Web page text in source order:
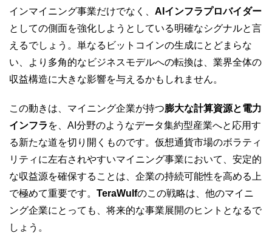
インマイニング事業だけでなく、 AIインフラプロバイダー
としての側面を強化しようとしている明確なシグナルと言
えるでしょう。単なるビットコインの生成にとどまらな
い、より多角的なビジネスモデルへの転換は、業界全体の
収益構造に大きな影響を与えるかもしれません。
この動きは、マイニング企業が持つ膨大な計算資源と電力
インフラ を、AI分野のようなデータ集約型産業へと応用す
る新たな道を切り開くものです。仮想通貨市場のボラティ
リティに左右されやすいマイニング事業において、安定的
な収益源を確保することは、企業の持続可能性を高める上
で極めて重要です。 TeraWulfのこの戦略は、他のマイニ
ング企業にとっても、将来的な事業展開のヒントとなるで
しょう。